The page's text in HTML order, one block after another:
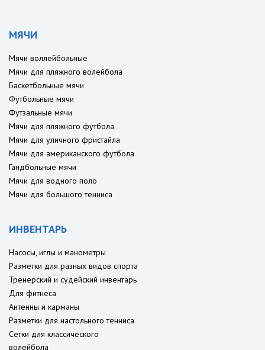
МЯЧИ
Мячи воллейбольные
Мячи для пляжного волейбола
Баскетбольные мячи
Футбольные мячи
Футзальные мячи
Мячи для пляжного футбола
Мячи для уличного фристайла
Мячи для американского футбола
Гандбольные мячи
Мячи для водного поло
Мячи для большого тенниса
ИНВЕНТАРЬ
Насосы, иглы и манометры
Разметки для разных видов спорта
Тренерский и судейский инвентарь
Для фитнеса
Антенны и карманы
Разметки для настольного тенниса
Сетки для классического
волейбола